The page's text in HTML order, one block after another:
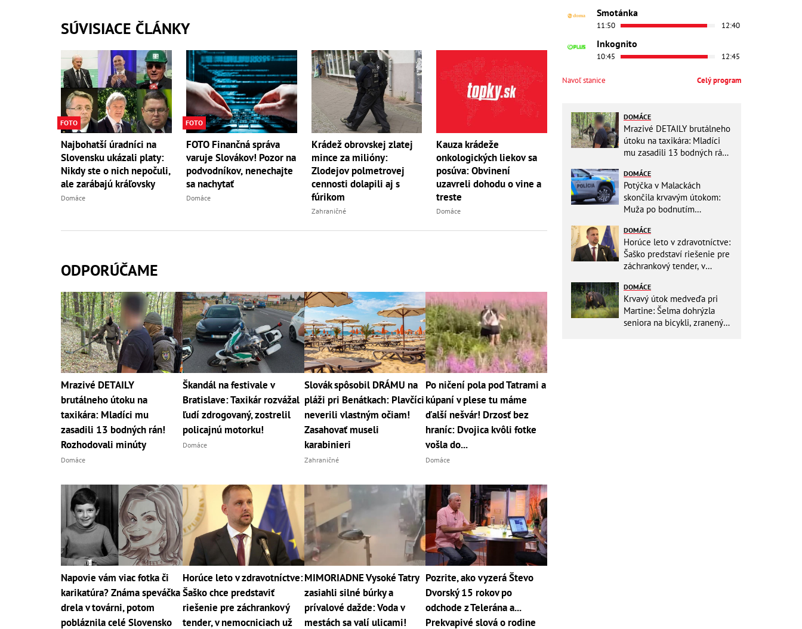
SÚVISIACE ČLÁNKY
FOTO
Najbohatší úradníci na
Slovensku ukázali platy:
Nikdy ste o nich nepočuli,
ale zarábajú kráľovsky
Domáce
FOTO
FOTO Finančná správa
varuje Slovákov! Pozor na
podvodníkov, nenechajte
sa nachytať
Domáce
Krádež obrovskej zlatej
mince za milióny:
Zlodejov polmetrovej
cennosti dolapili aj s
fúrikom
Zahraničné
Kauza krádeže
onkologických liekov sa
posúva: Obvinení
uzavreli dohodu o vine a
treste
Domáce
ODPORÚČAME
Mrazivé DETAILY
brutálneho útoku na
taxikára: Mladíci mu
zasadili 13 bodných rán!
Rozhodovali minúty
Domáce
Škandál na festivale v
Bratislave: Taxikár rozvážal
ľudí zdrogovaný, zostrelil
policajnú motorku!
Domáce
Slovák spôsobil DRÁMU na
pláži pri Benátkach: Plavčíci
neverili vlastným očiam!
Zasahovať museli
karabinieri
Zahraničné
Po ničení pola pod Tatrami a
kúpaní v plese tu máme
ďalší nešvár! Drzosť bez
hraníc: Dvojica kvôli fotke
vošla do...
Domáce
Napovie vám viac fotka či
karikatúra? Známa speváčka
drela v továrni, potom
pobláznila celé Slovensko
Horúce leto v zdravotníctve:
Šaško chce predstaviť
riešenie pre záchrankový
tender, v nemocniciach už
MIMORIADNE Vysoké Tatry
zasiahli silné búrky a
prívalové dažde: Voda v
mestách sa valí ulicami!
Pozrite, ako vyzerá Števo
Dvorský 15 rokov po
odchode z Telerána a...
Prekvapivé slová o rodine
Smotánka
11:50 12:40
Inkognito
10:45 12:45
Navoľ stanice Celý program
DOMÁCE
Mrazivé DETAILY brutálneho
útoku na taxikára: Mladíci
mu zasadili 13 bodných rán!
DOMÁCE
Potýčka v Malackách
skončila krvavým útokom:
Muža po bodnutím
odviezli do nemocnice
DOMÁCE
Horúce leto v zdravotníctve:
Šaško predstaví riešenie pre
záchrankový tender, v
klimatizácie
DOMÁCE
Krvavý útok medveďa pri
Martine: Šelma dohrýzla
seniora na bicykli, zranený